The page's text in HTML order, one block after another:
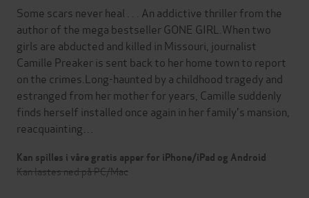
Some scars never heal . . . An addictive thriller from the
author of the mega bestseller GONE GIRL.When two
girls are abducted and killed in Missouri, journalist
Camille Preaker is sent back to her home town to report
on the crimes.Long-haunted by a childhood tragedy and
estranged from her mother for years, Camille suddenly
finds herself installed once again in her family's mansion,
reacquainting…
Kan spilles i våre gratis apper for iPhone/iPad og Android
Kan lastes ned på PC/Mac